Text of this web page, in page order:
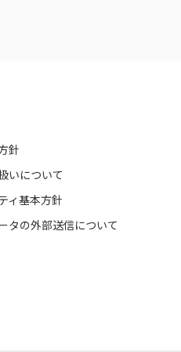
針
いについて
ィ基本方針
タの外部送信について